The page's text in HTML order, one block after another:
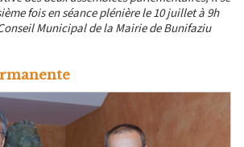
fois en séance plénière le 10 juillet à 9h
Municipal de la Mairie de Bunifaziu